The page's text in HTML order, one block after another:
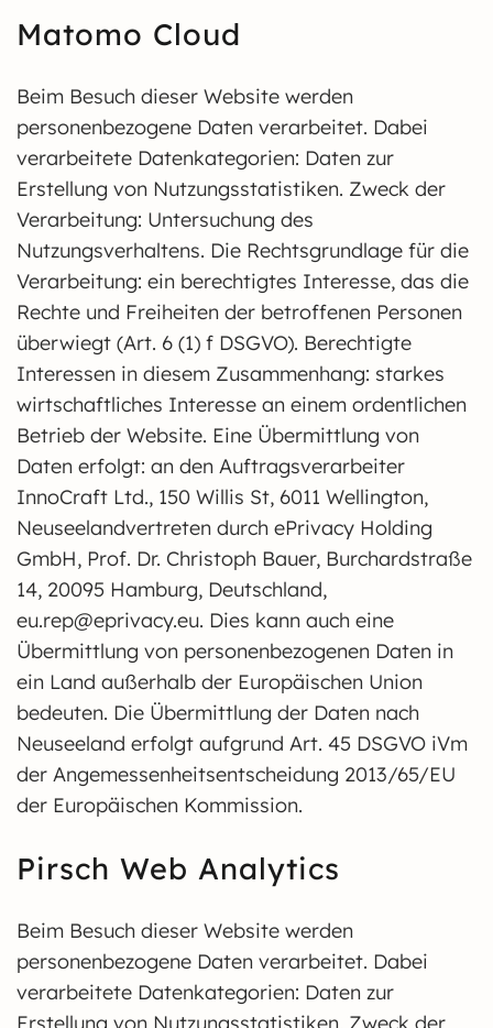
Matomo Cloud
Beim Besuch dieser Website werden
personenbezogene Daten verarbeitet. Dabei
verarbeitete Datenkategorien: Daten zur
Erstellung von Nutzungsstatistiken. Zweck der
Verarbeitung: Untersuchung des
Nutzungsverhaltens. Die Rechtsgrundlage für die
Verarbeitung: ein berechtigtes Interesse, das die
Rechte und Freiheiten der betroffenen Personen
überwiegt (Art. 6 (1) f DSGVO). Berechtigte
Interessen in diesem Zusammenhang: starkes
wirtschaftliches Interesse an einem ordentlichen
Betrieb der Website. Eine Übermittlung von
Daten erfolgt: an den Auftragsverarbeiter
InnoCraft Ltd., 150 Willis St, 6011 Wellington,
Neuseelandvertreten durch ePrivacy Holding
GmbH, Prof. Dr. Christoph Bauer, Burchardstraße
14, 20095 Hamburg, Deutschland,
eu.rep@eprivacy.eu. Dies kann auch eine
Übermittlung von personenbezogenen Daten in
ein Land außerhalb der Europäischen Union
bedeuten. Die Übermittlung der Daten nach
Neuseeland erfolgt aufgrund Art. 45 DSGVO iVm
der Angemessenheitsentscheidung 2013/65/EU
der Europäischen Kommission.
Pirsch Web Analytics
Beim Besuch dieser Website werden
personenbezogene Daten verarbeitet. Dabei
verarbeitete Datenkategorien: Daten zur